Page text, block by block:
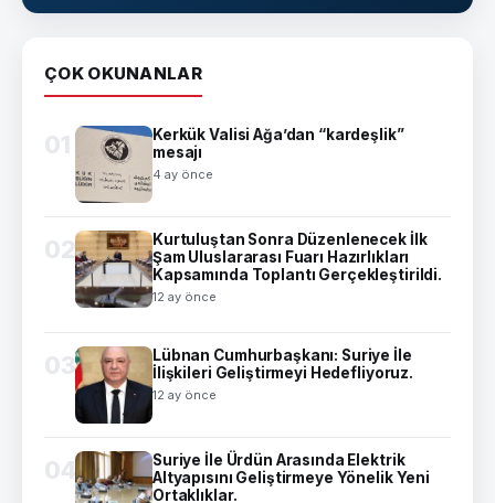
ÇOK OKUNANLAR
01
Kerkük Valisi Ağa’dan “kardeşlik”
mesajı
4 ay önce
02
Kurtuluştan Sonra Düzenlenecek İlk
Şam Uluslararası Fuarı Hazırlıkları
Kapsamında Toplantı Gerçekleştirildi.
12 ay önce
03
Lübnan Cumhurbaşkanı: Suriye İle
İlişkileri Geliştirmeyi Hedefliyoruz.
12 ay önce
04
Suriye İle Ürdün Arasında Elektrik
Altyapısını Geliştirmeye Yönelik Yeni
Ortaklıklar.